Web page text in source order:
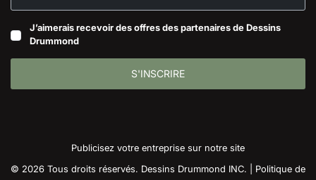
J’aimerais recevoir des offres des partenaires de Dessins
Drummond
S'INSCRIRE
Publicisez votre entreprise sur notre site
© 2026 Tous droits réservés. Dessins Drummond INC. | Politique de